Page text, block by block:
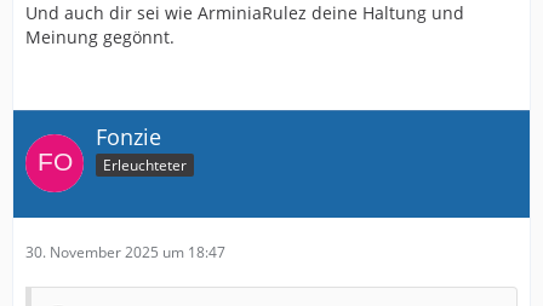
Und auch dir sei wie ArminiaRulez deine Haltung und
Meinung gegönnt.
Fonzie
Erleuchteter
30. November 2025 um 18:47